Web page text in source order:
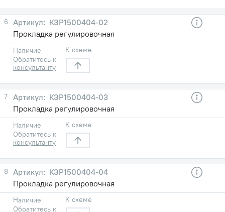
6
КЗР1500404-02
Прокладка регулировочная
Наличие
Обратитесь к
консультанту
К схеме
7
КЗР1500404-03
Прокладка регулировочная
Наличие
Обратитесь к
консультанту
К схеме
8
КЗР1500404-04
Прокладка регулировочная
Наличие
Обратитесь к
К схеме